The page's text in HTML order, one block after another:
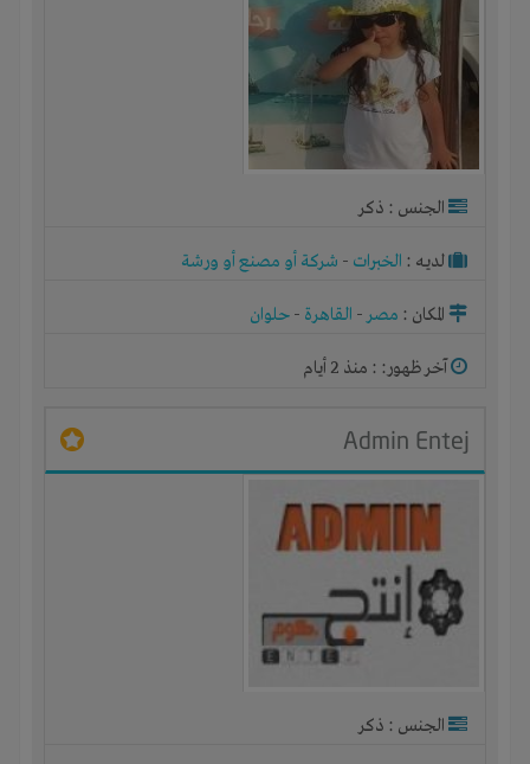
الجنس : ذكر
لديـه : الخبرات - شركة أو مصنع أو ورشة
المكان : مصر- القاهرة - حلوان
آخر ظهور: : منذ 2 أيام
Admin Entej
الجنس : ذكر